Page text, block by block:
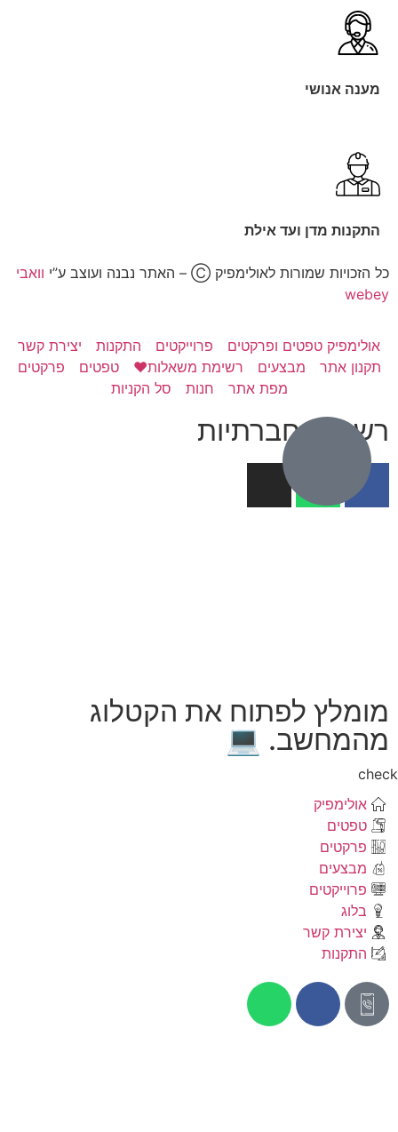
רשתות חברתיות
מענה אנושי
התקנות מדן ועד אילת
כל הזכויות שמורות לאולימפיק Ⓒ – האתר נבנה ועוצב ע”י
וואבי
webey
אולימפיק טפטים ופרקטים פרוייקטים התקנות
יצירת קשר
תקנון אתר
מבצעים רשימת משאלות❤️ טפטים
פרקטים
מפת אתר
חנות סל הקניות
מומלץ לפתוח את הקטלוג
מהמחשב. 💻
אולימפיק
טפטים
פרקטים
מבצעים
פרוייקטים
בלוג
יצירת קשר
התקנות